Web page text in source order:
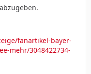
fanartikel-bayer-
mehr/3048422734-